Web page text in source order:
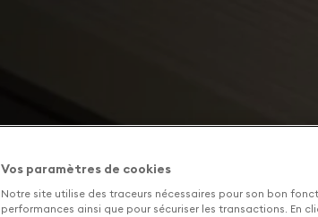
Vos paramètres de cookies
Notre site utilise des traceurs nécessaires pour son bon
performances ainsi que pour sécuriser les transactions. En